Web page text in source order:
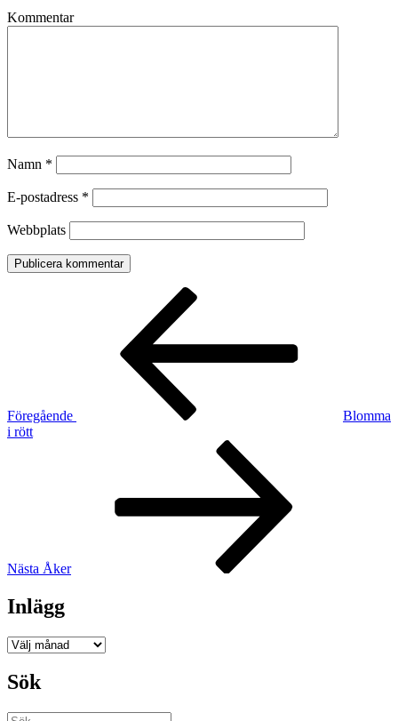
Kommentar
Namn *
E-postadress *
Webbplats
Inläggsnavigering
Föregående
Blomma
i rött
Nästa Åker
Inlägg
Inlägg
Sök